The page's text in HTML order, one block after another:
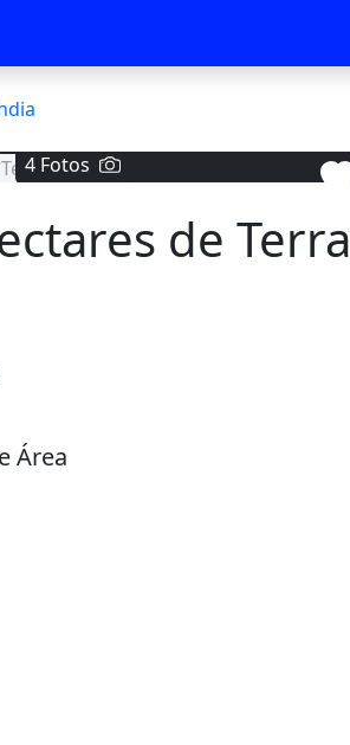
4 Fotos
de Terra
Área